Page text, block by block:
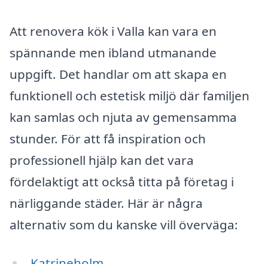
Att renovera kök i Valla kan vara en
spännande men ibland utmanande
uppgift. Det handlar om att skapa en
funktionell och estetisk miljö där familjen
kan samlas och njuta av gemensamma
stunder. För att få inspiration och
professionell hjälp kan det vara
fördelaktigt att också titta på företag i
närliggande städer. Här är några
alternativ som du kanske vill överväga: